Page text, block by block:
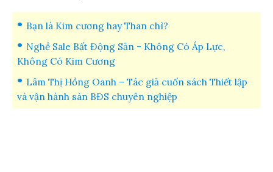
Bạn là Kim cương hay Than chì?
Nghề Sale Bất Động Sản - Không Có Áp Lực,
Không Có Kim Cương
Lâm Thị Hồng Oanh – Tác giả cuốn sách Thiết lập
và vận hành sàn BĐS chuyên nghiệp